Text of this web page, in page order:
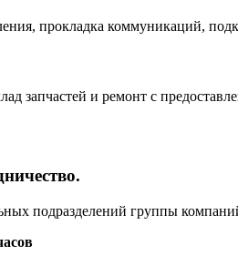
прокладка коммуникаций,
запчастей и ремонт с
подразделений группы